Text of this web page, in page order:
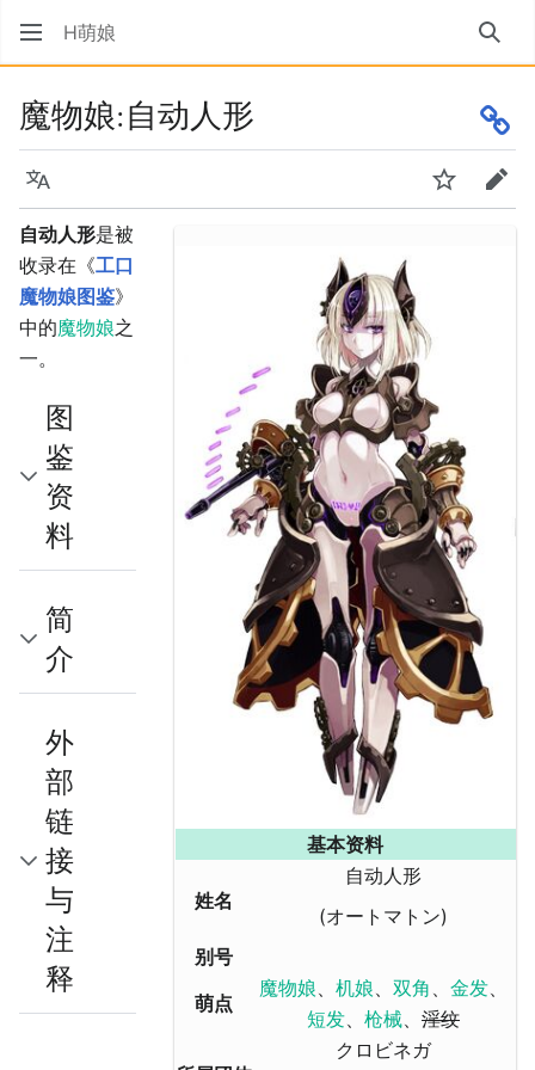
H萌娘 搜索
魔物娘:自动人形
语言 监视 编辑
基本资料
姓名
自动人形
(オートマトン)
别号
萌点
魔物娘 、机娘 、双角 、金发
短发 、枪械 、淫纹
クロビネガ
自动人形是被
收录在《工口
魔物娘图鉴》
中的魔物娘之
一。
图
鉴
资
料
简
介
外
部
链
接
与
注
释